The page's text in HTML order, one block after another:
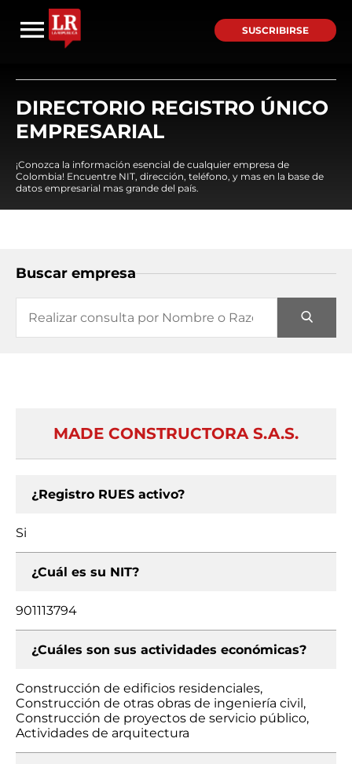
SUSCRIBIRSE
DIRECTORIO REGISTRO ÚNICO
EMPRESARIAL
¡Conozca la información esencial de cualquier empresa de
Colombia! Encuentre NIT, dirección, teléfono, y mas en la base de
datos empresarial mas grande del país.
Buscar empresa
MADE CONSTRUCTORA S.A.S.
¿Registro RUES activo?
Si
¿Cuál es su NIT?
901113794
¿Cuáles son sus actividades económicas?
Construcción de edificios residenciales,
Construcción de otras obras de ingeniería civil,
Construcción de proyectos de servicio público,
Actividades de arquitectura